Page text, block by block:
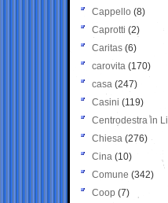
Cappello (8)
Caprotti (2)
Caritas (6)
carovita (170)
casa (247)
Casini (119)
Centrodestra in
Chiesa (276)
Cina (10)
Comune (342)
Coop (7)